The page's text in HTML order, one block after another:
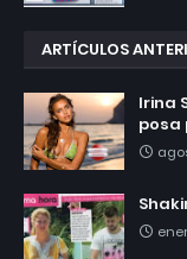
ARTÍCULOS
Irina
posa